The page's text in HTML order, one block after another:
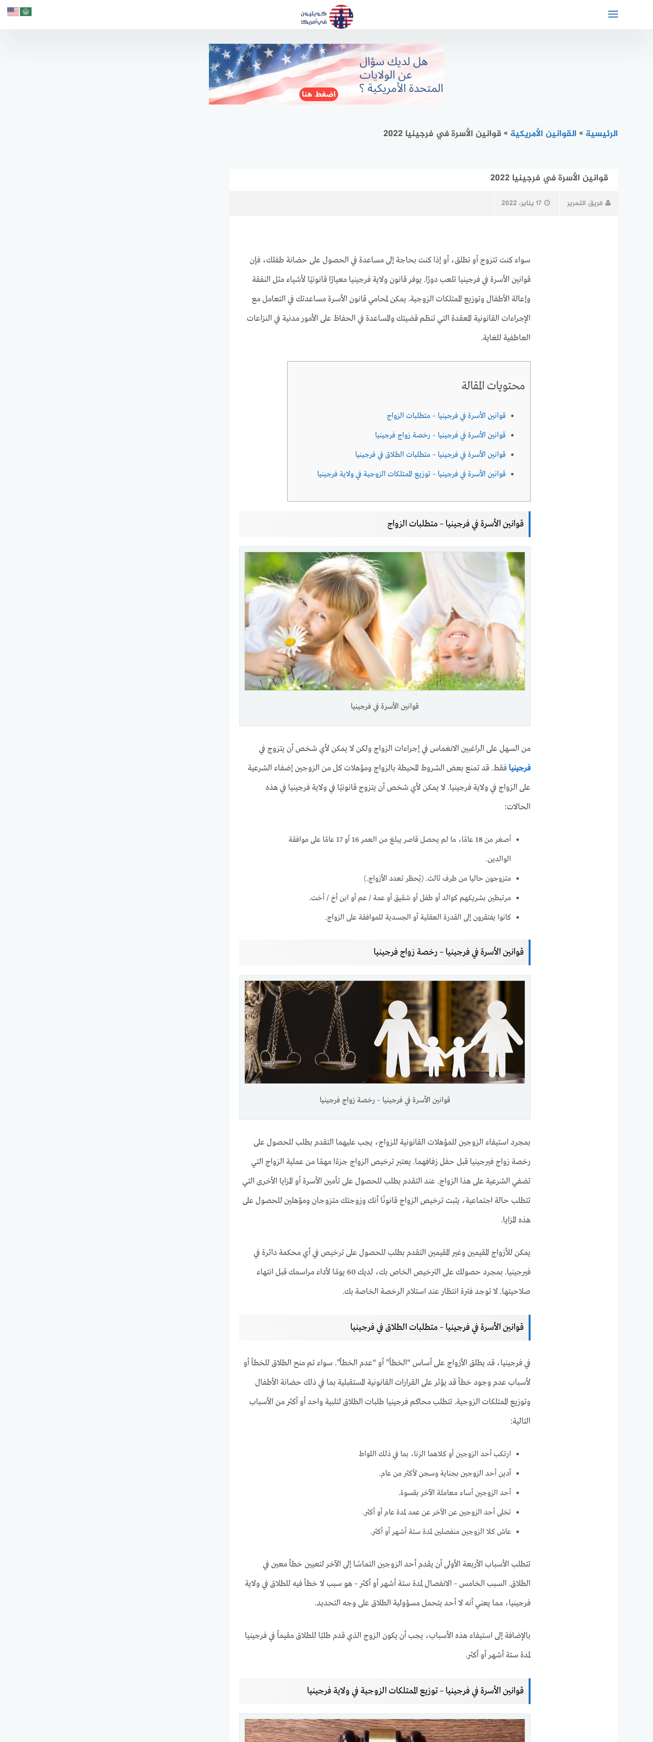
الرئيسية » القوانين الأمريكية » قوانين الأسرة في فرجينيا 2022
قوانين الأسرة في فرجينيا 2022
فريق التحرير 17 يناير، 2022
سواء كنت تتزوج أو تطلق، أو إذا كنت بحاجة إلى مساعدة في الحصول على حضانة طفلك، فإن
قوانين الأسرة في فرجينيا تلعب دورًا. يوفر قانون ولاية فرجينيا معيارًا قانونيًا لأشياء مثل النفقة
وإعالة الأطفال وتوزيع الممتلكات الزوجية. يمكن لمحامي قانون الأسرة مساعدتك في التعامل مع
الإجراءات القانونية المعقدة التي تنظم قضيتك والمساعدة في الحفاظ على الأمور مدنية في النزاعات
العاطفية للغاية.
محتويات المقالة
قوانين الأسرة في فرجينيا – متطلبات الزواج
قوانين الأسرة في فرجينيا – رخصة زواج فرجينيا
قوانين الأسرة في فرجينيا – متطلبات الطلاق في فرجينيا
قوانين الأسرة في فرجينيا – توزيع الممتلكات الزوجية في ولاية فرجينيا
قوانين الأسرة في فرجينيا – متطلبات الزواج
قوانين الأسرة في فرجينيا
من السهل على الراغبين الانغماس في إجراءات الزواج ولكن لا يمكن لأي شخص أن يتزوج في
فرجينيا فقط. قد تمنع بعض الشروط المحيطة بالزواج ومؤهلات كل من الزوجين إضفاء الشرعية
على الزواج في ولاية فرجينيا. لا يمكن لأي شخص أن يتزوج قانونيًا في ولاية فرجينيا في هذه
الحالات:
أصغر من 18 عامًا، ما لم يحصل قاصر يبلغ من العمر 16 أو 17 عامًا على موافقة
الوالدين.
متزوجون حاليا من طرف ثالث. (يُحظر تعدد الأزواج.)
مرتبطين بشريكهم كوالد أو طفل أو شقيق أو عمة / عم أو ابن أخ / أخت.
كانوا يفتقرون إلى القدرة العقلية أو الجسدية للموافقة على الزواج.
قوانين الأسرة في فرجينيا – رخصة زواج فرجينيا
قوانين الأسرة في فرجينيا – رخصة زواج فرجينيا
بمجرد استيفاء الزوجين للمؤهلات القانونية للزواج، يجب عليهما التقدم بطلب للحصول على
رخصة زواج فيرجينيا قبل حفل زفافهما. يعتبر ترخيص الزواج جزءًا مهمًا من عملية الزواج التي
تضفي الشرعية على هذا الزواج. عند التقدم بطلب للحصول على تأمين الأسرة أو المزايا الأخرى التي
تتطلب حالة اجتماعية، يثبت ترخيص الزواج قانونًا أنك وزوجتك متزوجان ومؤهلين للحصول على
هذه المزايا.
يمكن للأزواج المقيمين وغير المقيمين التقدم بطلب للحصول على ترخيص في أي محكمة دائرة في
فيرجينيا. بمجرد حصولك على الترخيص الخاص بك، لديك 60 يومًا لأداء مراسمك قبل انتهاء
صلاحيتها. لا توجد فترة انتظار عند استلام الرخصة الخاصة بك.
قوانين الأسرة في فرجينيا – متطلبات الطلاق في فرجينيا
في فرجينيا، قد يطلق الأزواج على أساس “الخطأ” أو “عدم الخطأ”. سواء تم منح الطلاق للخطأ أو
لأسباب عدم وجود خطأ قد يؤثر على القرارات القانونية المستقبلية بما في ذلك حضانة الأطفال
وتوزيع الممتلكات الزوجية. تتطلب محاكم فرجينيا طلبات الطلاق لتلبية واحد أو أكثر من الأسباب
التالية:
ارتكب أحد الزوجين أو كلاهما الزنا، بما في ذلك اللواط
أدين أحد الزوجين بجناية وسجن لأكثر من عام.
أحد الزوجين أساء معاملة الآخر بقسوة.
تخلى أحد الزوجين عن الآخر عن عمد لمدة عام أو أكثر.
عاش كلا الزوجين منفصلين لمدة ستة أشهر أو أكثر.
تتطلب الأسباب الأربعة الأولى أن يقدم أحد الزوجين التماسًا إلى الآخر لتعيين خطأ معين في
الطلاق. السبب الخامس – الانفصال لمدة ستة أشهر أو أكثر – هو سبب لا خطأ فيه للطلاق في ولاية
فرجينيا، مما يعني أنه لا أحد يتحمل مسؤولية الطلاق على وجه التحديد.
بالإضافة إلى استيفاء هذه الأسباب، يجب أن يكون الزوج الذي قدم طلبًا للطلاق مقيماً في فرجينيا
لمدة ستة أشهر أو أكثر.
قوانين الأسرة في فرجينيا – توزيع الممتلكات الزوجية في ولاية فرجينيا